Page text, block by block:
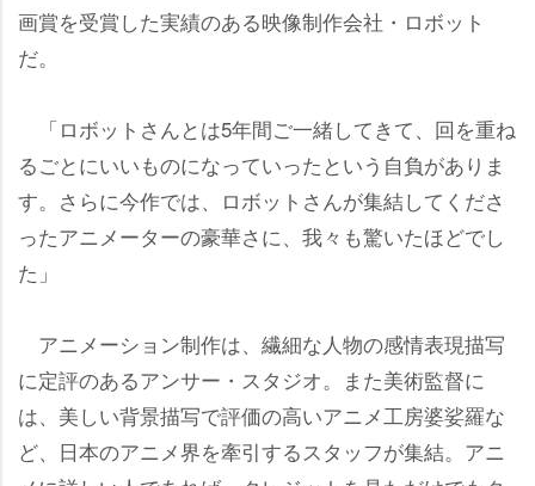
画賞を受賞した実績のある映像制作会社・ロボット
だ。
「ロボットさんとは5年間ご一緒してきて、回を重ね
るごとにいいものになっていったという自負がありま
す。さらに今作では、ロボットさんが集結してくださ
ったアニメーターの豪華さに、我々も驚いたほどでし
た」
アニメーション制作は、繊細な人物の感情表現描写
に定評のあるアンサー・スタジオ。また美術監督に
は、美しい背景描写で評価の高いアニメ工房婆娑羅な
ど、日本のアニメ界を牽引するスタッフが集結。アニ